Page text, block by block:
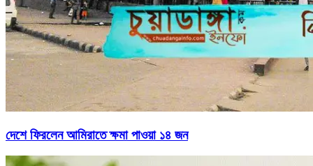
দেশে ফিরলেন আমিরাতে ক্ষমা পাওয়া ১৪ জন